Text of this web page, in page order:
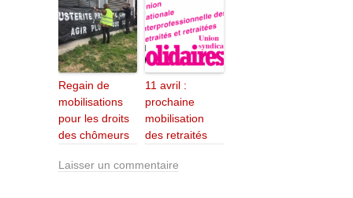
Regain de
mobilisations
pour les droits
des chômeurs
11 avril :
prochaine
mobilisation
des retraités
Laisser un commentaire